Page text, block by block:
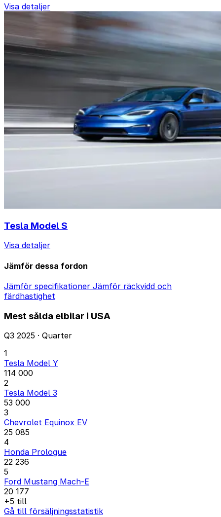
Visa detaljer
Tesla Model S
Visa detaljer
Jämför dessa fordon
Jämför specifikationer Jämför räckvidd och
färdhastighet
Mest sålda elbilar i USA
Q3 2025 · Quarter
1
Tesla Model Y
114 000
2
Tesla Model 3
53 000
3
Chevrolet Equinox EV
25 085
4
Honda Prologue
22 236
5
Ford Mustang Mach-E
20 177
+5 till
Gå till försäljningsstatistik